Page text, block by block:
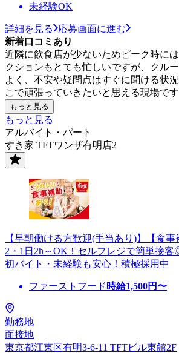
未経験OK
詳細を見る
応募画面に進む
新着口コミあり
近隣に飲食店が少ないためピーク時に
クションもとても忙しいですが、クル
よく、不安や疑問点はすぐに聞ける状
こで頑張っていきたいと思える現場です
もっと見る
もっと見る
アルバイト・パート
すき家 TFTワンザ有明店2
【早朝働ける方歓迎(手当あり)】【食
2・1日2h～OK！セルフレジで簡単接
初バイト・未経験も安心！積極採用中
ファーストフード 時給1,500円〜
勤務地
面接地
東京都江東区有明3-6-11 TFTビル東館2F